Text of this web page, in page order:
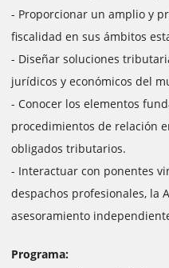
- Proporcionar un amplio y
fiscalidad en sus ámbitos
- Diseñar soluciones
jurídicos y económicos del
- Conocer los elementos
procedimientos de relación
obligados tributarios.
- Interactuar con ponentes
despachos profesionales, la
asesoramiento
Programa: